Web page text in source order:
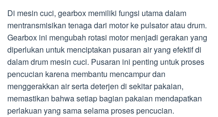
Di mesin cuci, gearbox memiliki fungsi utama dalam
mentransmisikan tenaga dari motor ke pulsator atau drum.
Gearbox ini mengubah rotasi motor menjadi gerakan yang
diperlukan untuk menciptakan pusaran air yang efektif di
dalam drum mesin cuci. Pusaran ini penting untuk proses
pencucian karena membantu mencampur dan
menggerakkan air serta deterjen di sekitar pakaian,
memastikan bahwa setiap bagian pakaian mendapatkan
perlakuan yang sama selama proses pencucian.